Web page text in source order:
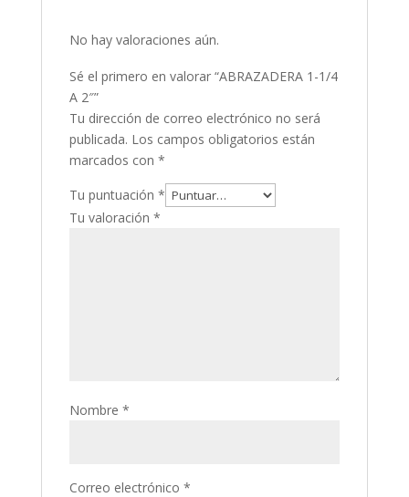
No hay valoraciones aún.
Sé el primero en valorar “ABRAZADERA 1-1/4
A 2″”
Tu dirección de correo electrónico no será
publicada. Los campos obligatorios están
marcados con *
Tu puntuación *
Tu valoración *
Nombre *
Correo electrónico *